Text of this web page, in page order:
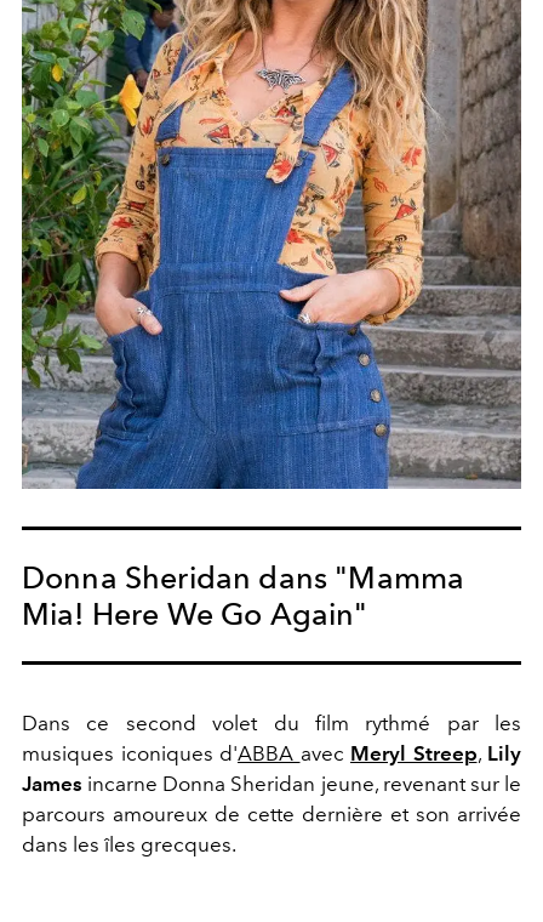
Donna Sheridan dans "Mamma
Mia! Here We Go Again"
Dans ce second volet du film rythmé par les
musiques iconiques d'ABBA avec Meryl Streep, Lily
James incarne Donna Sheridan jeune, revenant sur le
parcours amoureux de cette dernière et son arrivée
dans les îles grecques.